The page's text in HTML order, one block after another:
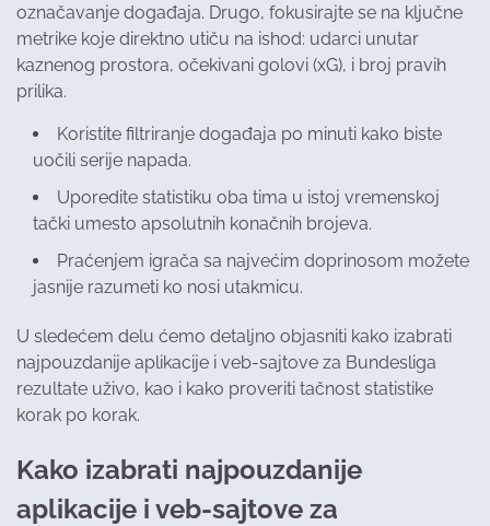
označavanje događaja. Drugo, fokusirajte se na ključne
metrike koje direktno utiču na ishod: udarci unutar
kaznenog prostora, očekivani golovi (xG), i broj pravih
prilika.
Koristite filtriranje događaja po minuti kako biste
uočili serije napada.
Uporedite statistiku oba tima u istoj vremenskoj
tački umesto apsolutnih konačnih brojeva.
Praćenjem igrača sa najvećim doprinosom možete
jasnije razumeti ko nosi utakmicu.
U sledećem delu ćemo detaljno objasniti kako izabrati
najpouzdanije aplikacije i veb-sajtove za Bundesliga
rezultate uživo, kao i kako proveriti tačnost statistike
korak po korak.
Kako izabrati najpouzdanije
aplikacije i veb-sajtove za